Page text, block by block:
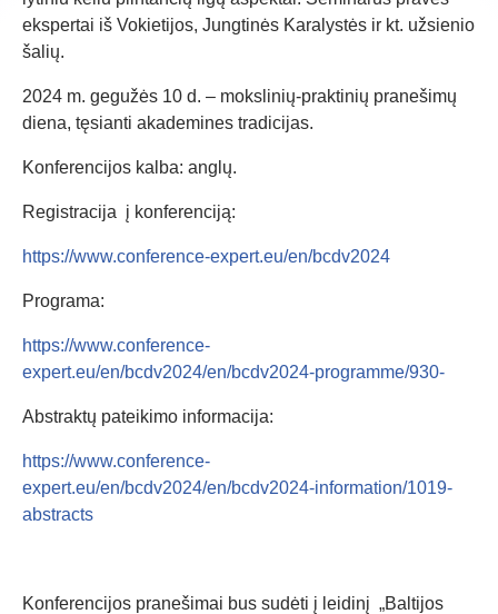
ekspertai iš Vokietijos, Jungtinės Karalystės ir kt. užsienio
šalių.
2024 m. gegužės 10 d. – mokslinių-praktinių pranešimų
diena, tęsianti akademines tradicijas.
Konferencijos kalba: anglų.
Registracija į konferenciją:
https://www.conference-expert.eu/en/bcdv2024
Programa:
https://www.conference-
expert.eu/en/bcdv2024/en/bcdv2024-programme/930-
Abstraktų pateikimo informacija:
https://www.conference-
expert.eu/en/bcdv2024/en/bcdv2024-information/1019-
abstracts
Konferencijos pranešimai bus sudėti į leidinį „Baltijos